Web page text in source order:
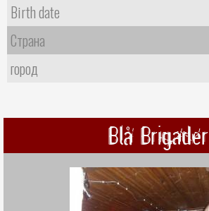
Birth date
Страна
город
Blå Brigader